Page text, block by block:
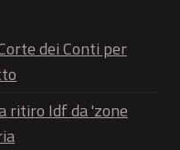
dei Conti per
ritiro Idf da 'zone